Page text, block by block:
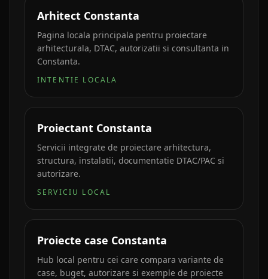
Arhitect Constanta
Pagina locala principala pentru proiectare
arhitecturala, DTAC, autorizatii si consultanta in
Constanta.
INTENTIE LOCALA
Proiectant Constanta
Servicii integrate de proiectare arhitectura,
structura, instalatii, documentatie DTAC/PAC si
autorizare.
SERVICIU LOCAL
Proiecte case Constanta
Hub local pentru cei care compara variante de
case, buget, autorizare si exemple de proiecte